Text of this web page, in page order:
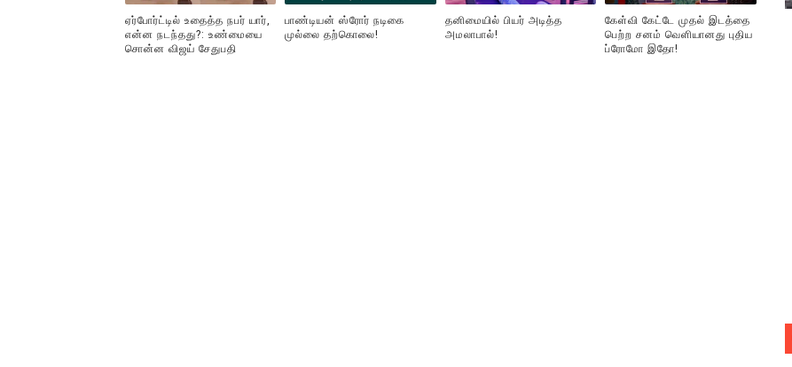
ஏர்போர்ட்டில் உதைத்த நபர் யார்,
என்ன நடந்தது?: உண்மையை
சொன்ன விஜய் சேதுபதி
பாண்டியன் ஸ்ரோர் நடிகை
முல்லை தற்கொலை!
தனிமையில் பியர் அடித்த
அமலாபால்!
கேள்வி கேட்டே முதல் இடத்தை
பெற்ற சனம் வெளியானது புதிய
ப்ரோமோ இதோ!